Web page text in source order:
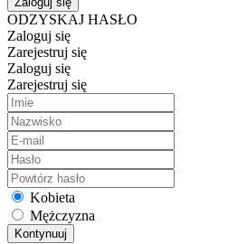
ODZYSKAJ HASŁO
Zaloguj się
Zarejestruj się
Zaloguj się
Zarejestruj się
Kobieta
Mężczyzna
Kontynuuj